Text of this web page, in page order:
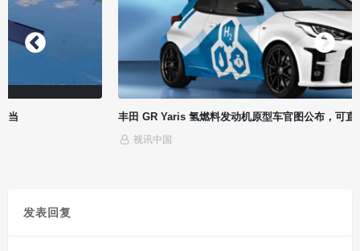
丰田 GR Yaris 氢燃料发动机原型车官图公布，可直接烧氢气
发表回复